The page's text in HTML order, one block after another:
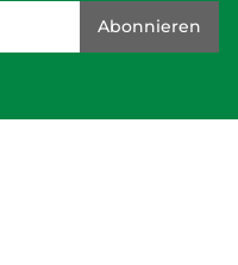
Abonnieren